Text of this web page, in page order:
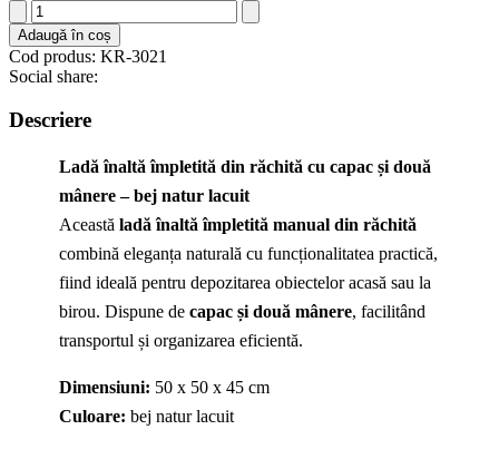
Cantitate
Ladă
înaltă
împletită
din
răchită
cu
Adaugă în coș
Cod produs: KR-3021
Social share:
Descriere
Ladă înaltă împletită din răchită cu capac și două
mânere – bej natur lacuit
Această ladă înaltă împletită manual din răchită
combină eleganța naturală cu funcționalitatea practică,
fiind ideală pentru depozitarea obiectelor acasă sau la
birou. Dispune de capac și două mânere, facilitând
transportul și organizarea eficientă.
Dimensiuni: 50 x 50 x 45 cm
Culoare: bej natur lacuit